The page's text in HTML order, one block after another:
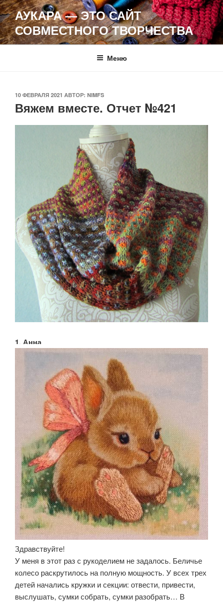
Перейти
к
содержимому
АУКАРА — ЭТО САЙТ
СОВМЕСТНОГО ТВОРЧЕСТВА
Меню
ОПУБЛИКОВАНО
10 ФЕВРАЛЯ 2021 АВТОР: NIMFS
Вяжем вместе. Отчет №421
1. Анна
Здравствуйте!
У меня в этот раз с рукоделием не задалось. Беличье
колесо раскрутилось на полную мощность. У всех трех
детей начались кружки и секции: отвести, привести,
выслушать, сумки собрать, сумки разобрать… В